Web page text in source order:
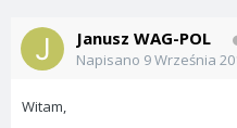
Janusz WAG-POL
Napisano 9 Września
Witam,